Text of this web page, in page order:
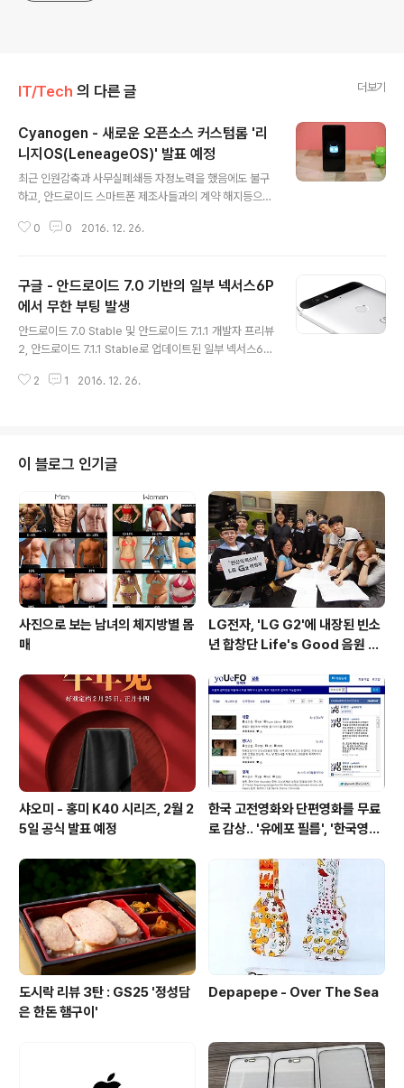
IT/Tech 의 다른 글 더보기
Cyanogen - 새로운 오픈소스 커스텀롬 '리
니지OS(LeneageOS)' 발표 예정
최근 인원감축과 사무실폐쇄등 자정노력을 했음에도 불구
하고, 안드로이드 스마트폰 제조사들과의 계약 해지등으로
OEM 업체에게 어필하거나 독자 생태계를 구축하는 것이
롬 '리니지OS(LeneageOS)를 현지시간 12월 27일 발
표할 예정입니다. 12월 31일부로 Cyanogen OS 및 Cy
anogen Mod, Nightly Bot, 모듈형OS, 컴파일서버등
주요 서비스를 중지한다고 밝힌 사이아노젠이 Cyanoge
n Mod(CM)을 이은 차세대 오픈소스 안드로이드 프로젝
트로 진행중인 리니지OS는 아직 세부 사항이 공개되지 않
0 0 2016. 12. 26.
구글 - 안드로이드 7.0 기반의 일부 넥서스6P
에서 무한 부팅 발생
안드로이드 7.0 Stable 및 안드로이드 7.1.1 개발자 프리뷰
2, 안드로이드 7.1.1 Stable로 업데이트된 일부 넥서스6P
슈 트래커에 보고되어 있습니다. 무한 부팅에 걸린 넥서스
다. 또한, 해당 증상은 안드로이드 7.0 누가 이후의 펌웨어
에서만 발생하기 때문에 넥서스5X에서 발생한 무한 부팅
과 비슷한 증상이지만, 동일하게 하드웨어 문제로 인한 것
인지는 아직 알려지지 않았습니다. 출처 : https://code.g
oogle.com/p/android/issues/detai..
2 1 2016. 12. 26.
이 블로그 인기글
사진으로 보는 남녀의 체지방별 몸
매
LG전자, 'LG G2'에 내장된 빈소
년 합창단 Life's Good 음원 공
샤오미 - 홍미 K40 시리즈, 2월 2
5일 공식 발표 예정
한국 고전영화와 단편영화를 무료
로 감상.. '유에포 필름', '한국영상
도시락 리뷰 3탄 : GS25 '정성담
은 한돈 햄구이'
Depapepe - Over The Sea